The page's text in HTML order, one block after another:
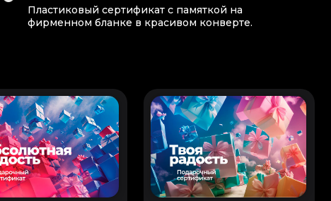
Пластиковый сертификат с памяткой на
фирменном бланке в красивом конверте.